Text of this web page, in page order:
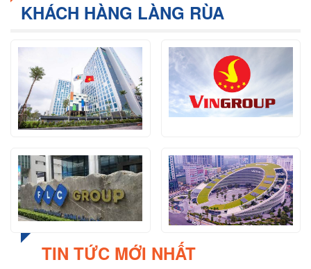
KHÁCH HÀNG LÀNG RÙA
TIN TỨC MỚI NHẤT